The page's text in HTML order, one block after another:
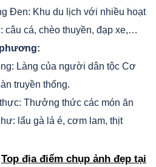
Đen: Khu du lịch với nhiều hoạt
câu cá, chèo thuyền, đạp xe,…
Làng của người dân tộc Cơ
truyền thống.
Thưởng thức các món ăn
lẩu gà lá é, cơm lam, thịt
Top địa điểm chụp ảnh đẹp tại